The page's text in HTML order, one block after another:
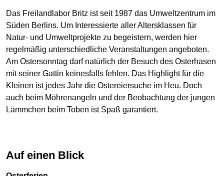
Das Freilandlabor Britz ist seit 1987 das Umweltzentrum im
Süden Berlins. Um Interessierte aller Altersklassen für
Natur- und Umweltprojekte zu begeistern, werden hier
regelmäßig unterschiedliche Veranstaltungen angeboten.
Am Ostersonntag darf natürlich der Besuch des Osterhasen
mit seiner Gattin keinesfalls fehlen. Das Highlight für die
Kleinen ist jedes Jahr die Ostereiersuche im Heu. Doch
auch beim Möhrenangeln und der Beobachtung der jungen
Lämmchen beim Toben ist Spaß garantiert.
Auf einen Blick